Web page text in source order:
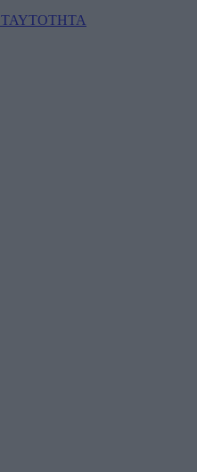
ΤΑΥΤΟΤΗΤΑ